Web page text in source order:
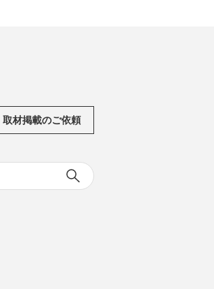
取材掲載のご依頼